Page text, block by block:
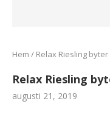
Hem / Relax Riesling
Relax Riesling
augusti 21, 2019